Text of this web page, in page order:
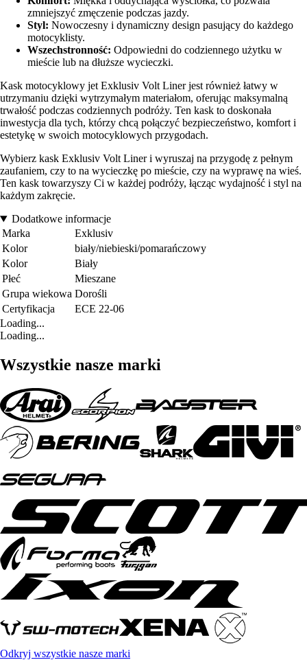
zmniejszyć zmęczenie podczas jazdy.
Styl: Nowoczesny i dynamiczny design pasujący do każdego
motocyklisty.
Wszechstronność: Odpowiedni do codziennego użytku w
mieście lub na dłuższe wycieczki.
Kask motocyklowy jet Exklusiv Volt Liner jest również łatwy w
utrzymaniu dzięki wytrzymałym materiałom, oferując maksymalną
trwałość podczas codziennych podróży. Ten kask to doskonała
inwestycja dla tych, którzy chcą połączyć bezpieczeństwo, komfort i
estetykę w swoich motocyklowych przygodach.
Wybierz kask Exklusiv Volt Liner i wyruszaj na przygodę z pełnym
zaufaniem, czy to na wycieczkę po mieście, czy na wyprawę na wieś.
Ten kask towarzyszy Ci w każdej podróży, łącząc wydajność i styl na
każdym zakręcie.
Dodatkowe informacje
Marka
Exklusiv
Kolor
biały/niebieski/pomarańczowy
Kolor
Biały
Płeć
Mieszane
Grupa wiekowa Dorośli
Certyfikacja
ECE 22-06
Loading...
Loading...
Wszystkie nasze marki
Odkryj wszystkie nasze marki